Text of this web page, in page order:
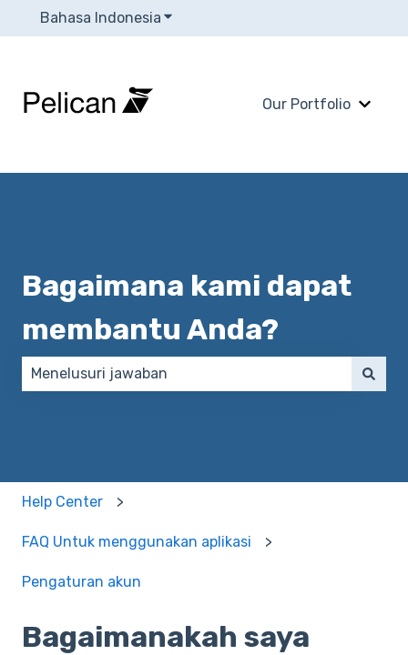
Bahasa Indonesia Tampilkan submenu untuk
Our Portfolio
Bagaimana kami dapat
membantu Anda?
Help Center
FAQ Untuk menggunakan aplikasi
Pengaturan akun
Bagaimanakah saya